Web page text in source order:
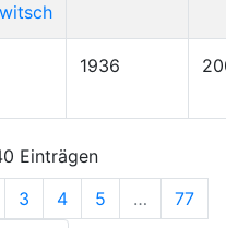
1936
Einträgen
3 4 5 …
77